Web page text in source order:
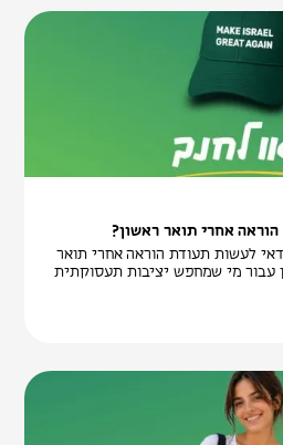
אחרי תואר ראשון?
לעשות תעודת הוראה אחרי תואר
עבור מי שמחפש יציבות תעסוקתית